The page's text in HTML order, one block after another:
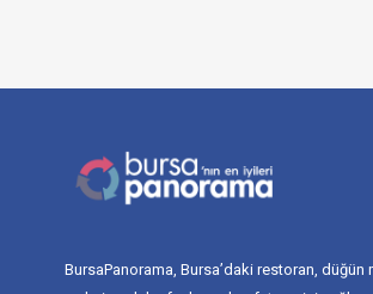
BursaPanorama, Bursa’daki restoran, düğün